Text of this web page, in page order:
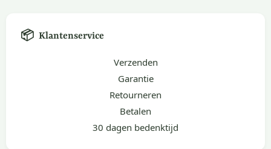
📦 Klantenservice
Verzenden
Garantie
Retourneren
Betalen
30 dagen bedenktijd